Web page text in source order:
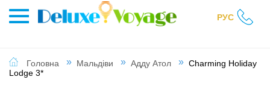
РУС
Головна Мальдіви Адду Атол
Charming Holiday
Lodge 3*